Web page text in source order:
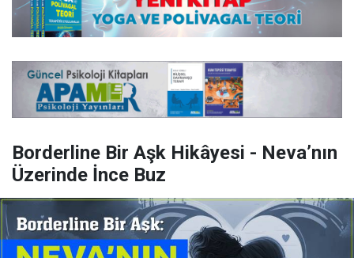
Borderline Bir Aşk Hikâyesi - Neva’nın
Üzerinde İnce Buz